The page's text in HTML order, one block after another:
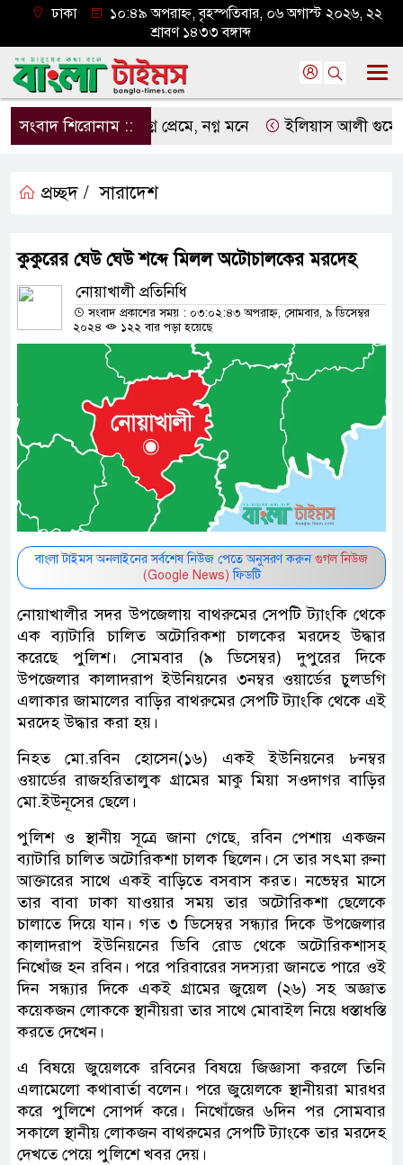
ঢাকা
১০:৪৯ অপরাহ্ন, বৃহস্পতিবার, ০৬ অগাস্ট ২০২৬, ২২
শ্রাবণ ১৪৩৩ বঙ্গাব্দ
সংবাদ শিরোনাম ::নগ্ন প্রেমে, নগ্ন মনে ইলিয়াস আলী গুমের
প্রচ্ছদ / সারাদেশ
কুকুরের ঘেউ ঘেউ শব্দে মিলল অটোচালকের মরদেহ
নোয়াখালী প্রতিনিধি
সংবাদ প্রকাশের সময় : ০৩:০২:৪৩ অপরাহ্ন, সোমবার, ৯ ডিসেম্বর
২০২৪
১২২ বার পড়া হয়েছে
বাংলা টাইমস অনলাইনের সর্বশেষ নিউজ পেতে অনুসরণ করুন গুগল নিউজ
(Google News) ফিডটি
নোয়াখালীর সদর উপজেলায় বাথরুমের সেপটি ট্যাংকি থেকে
এক ব্যাটারি চালিত অটোরিকশা চালকের মরদেহ উদ্ধার
করেছে পুলিশ। সোমবার (৯ ডিসেম্বর) দুপুরের দিকে
উপজেলার কালাদরাপ ইউনিয়নের ৩নম্বর ওয়ার্ডের চুলডগি
এলাকার জামালের বাড়ির বাথরুমের সেপটি ট্যাংকি থেকে এই
মরদেহ উদ্ধার করা হয়।
নিহত মো.রবিন হোসেন(১৬) একই ইউনিয়নের ৮নম্বর
ওয়ার্ডের রাজহরিতালুক গ্রামের মাকু মিয়া সওদাগর বাড়ির
মো.ইউনূসের ছেলে।
পুলিশ ও স্থানীয় সূত্রে জানা গেছে, রবিন পেশায় একজন
ব্যাটারি চালিত অটোরিকশা চালক ছিলেন। সে তার সৎমা রুনা
আক্তারের সাথে একই বাড়িতে বসবাস করত। নভেম্বর মাসে
তার বাবা ঢাকা যাওয়ার সময় তার অটোরিকশা ছেলেকে
চালাতে দিয়ে যান। গত ৩ ডিসেম্বর সন্ধ্যার দিকে উপজেলার
কালাদরাপ ইউনিয়নের ডিবি রোড থেকে অটোরিকশাসহ
নিখোঁজ হন রবিন। পরে পরিবারের সদস্যরা জানতে পারে ওই
দিন সন্ধ্যার দিকে একই গ্রামের জুয়েল (২৬) সহ অজ্ঞাত
কয়েকজন লোককে স্থানীয়রা তার সাথে মোবাইল নিয়ে ধস্তাধস্তি
করতে দেখেন।
এ বিষয়ে জুয়েলকে রবিনের বিষয়ে জিজ্ঞাসা করলে তিনি
এলামেলো কথাবার্তা বলেন। পরে জুয়েলকে স্থানীয়রা মারধর
করে পুলিশে সোপর্দ করে। নিখোঁজের ৬দিন পর সোমবার
সকালে স্থানীয় লোকজন বাথরুমের সেপটি ট্যাংকে তার মরদেহ
দেখতে পেয়ে পুলিশে খবর দেয়।